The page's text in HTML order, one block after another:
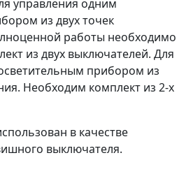
управления одним
из двух точек
работы необходимо
из двух выключателей. Для
прибором из
Необходим комплект из 2-х
в качестве
выключателя.